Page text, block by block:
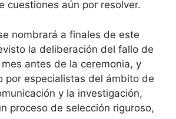
cuestiones aún por resolver.
nombrará a finales de este
la deliberación del fallo de
antes de la ceremonia, y
por especialistas del ámbito de
y la investigación,
proceso de selección riguroso,